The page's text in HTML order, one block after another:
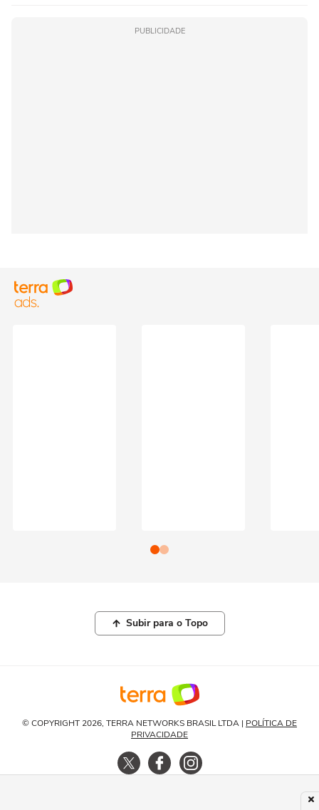
PUBLICIDADE
Subir para o Topo
© COPYRIGHT 2026, TERRA NETWORKS BRASIL LTDA | POLÍTICA DE
PRIVACIDADE